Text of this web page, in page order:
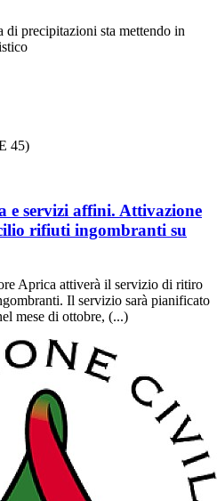
di precipitazioni sta mettendo in
45)
e servizi affini. Attivazione
rifiuti ingombranti su
Aprica attiverà il servizio di ritiro
Il servizio sarà pianificato
mese di ottobre, (...)